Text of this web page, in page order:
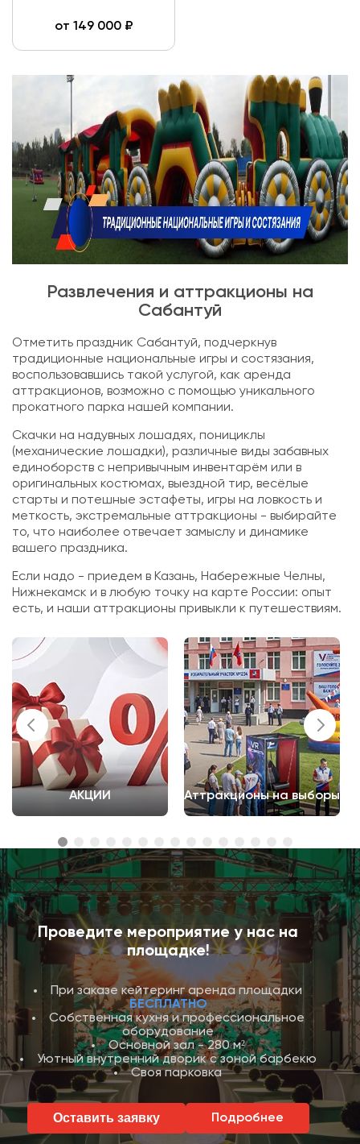
от 149 000₽
Развлечения и аттракционы на
Сабантуй
Отметить праздник Сабантуй, подчеркнув
традиционные национальные игры и состязания,
воспользовавшись такой услугой, как аренда
аттракционов, возможно с помощью уникального
прокатного парка нашей компании.
Скачки на надувных лошадях, понициклы
(механические лошадки), различные виды забавных
единоборств с непривычным инвентарём или в
оригинальных костюмах, выездной тир, весёлые
старты и потешные эстафеты, игры на ловкость и
меткость, экстремальные аттракционы - выбирайте
то, что наиболее отвечает замыслу и динамике
вашего праздника.
Если надо - приедем в Казань, Набережные Челны,
Нижнекамск и в любую точку на карте России: опыт
есть, и наши аттракционы привыкли к путешествиям.
АКЦИИ Аттракционы на выборы
Проведите мероприятие у нас на
площадке!
При заказе кейтеринг аренда площадки
БЕСПЛАТНО
Собственная кухня и профессиональное
оборудование
Основной зал - 280 м²
Уютный внутренний дворик с зоной барбекю
Своя парковка
Оставить заявку Подробнее